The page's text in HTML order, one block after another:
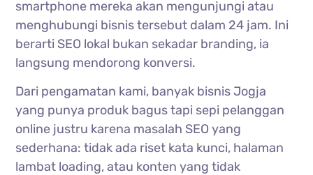
smartphone mereka akan mengunjungi atau
menghubungi bisnis tersebut dalam 24 jam. Ini
berarti SEO lokal bukan sekadar branding, ia
langsung mendorong konversi.
Dari pengamatan kami, banyak bisnis Jogja
yang punya produk bagus tapi sepi pelanggan
online justru karena masalah SEO yang
sederhana: tidak ada riset kata kunci, halaman
lambat loading, atau konten yang tidak